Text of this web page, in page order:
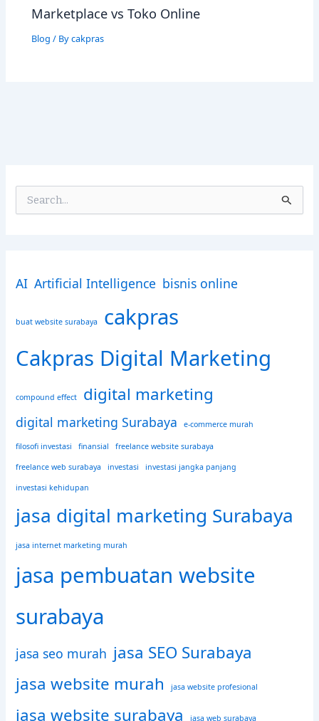
Marketplace vs Toko Online
Blog / Bycakpras
e
f
:
AI Artificial Intelligence bisnis online
buat website surabaya
cakpras
Cakpras Digital Marketing
compound effect digital marketing
digital marketing Surabaya e-commerce murah
filosofi investasi finansial freelance website surabaya
freelance web surabaya investasi investasi jangka panjang
investasi kehidupan
jasa digital marketing Surabaya
jasa internet marketing murah
jasa pembuatan website
surabaya
jasa seo murah jasa SEO Surabaya
jasa website murah
jasa website profesional
jasa website surabaya jasa web surabaya